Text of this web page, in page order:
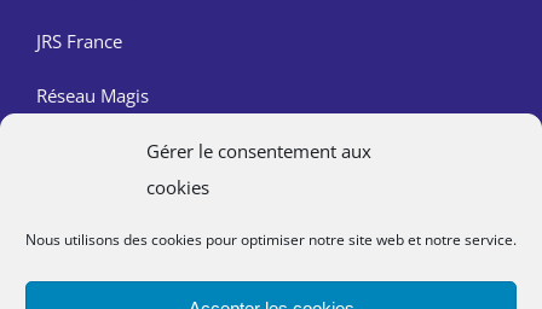
Gérer le consentement aux
cookies
Nous utilisons des cookies pour optimiser notre site web et notre service.
JRS France
Réseau Magis
Mentions légales